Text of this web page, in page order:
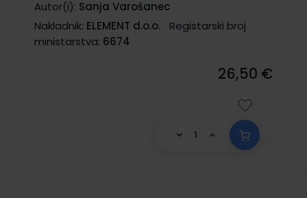
Autor(i): Sanja Varošanec
Nakladnik: ELEMENT d.o.o.
Registarski broj
ministarstva: 6674
26,50 €